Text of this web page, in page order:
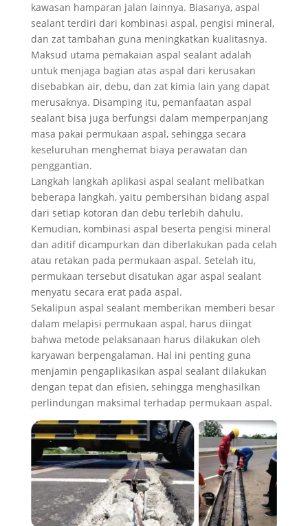
kawasan hamparan jalan lainnya. Biasanya, aspal
sealant terdiri dari kombinasi aspal, pengisi mineral,
dan zat tambahan guna meningkatkan kualitasnya.
Maksud utama pemakaian aspal sealant adalah
untuk menjaga bagian atas aspal dari kerusakan
disebabkan air, debu, dan zat kimia lain yang dapat
merusaknya. Disamping itu, pemanfaatan aspal
sealant bisa juga berfungsi dalam memperpanjang
masa pakai permukaan aspal, sehingga secara
keseluruhan menghemat biaya perawatan dan
penggantian.
Langkah langkah aplikasi aspal sealant melibatkan
beberapa langkah, yaitu pembersihan bidang aspal
dari setiap kotoran dan debu terlebih dahulu.
Kemudian, kombinasi aspal beserta pengisi mineral
dan aditif dicampurkan dan diberlakukan pada celah
atau retakan pada permukaan aspal. Setelah itu,
permukaan tersebut disatukan agar aspal sealant
menyatu secara erat pada aspal.
Sekalipun aspal sealant memberikan memberi besar
dalam melapisi permukaan aspal, harus diingat
bahwa metode pelaksanaan harus dilakukan oleh
karyawan berpengalaman. Hal ini penting guna
menjamin pengaplikasikan aspal sealant dilakukan
dengan tepat dan efisien, sehingga menghasilkan
perlindungan maksimal terhadap permukaan aspal.